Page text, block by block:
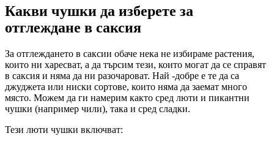
Какви чушки да изберете за
отглеждане в саксия
За отглеждането в саксии обаче нека не избираме растения,
които ни харесват, а да търсим тези, които могат да се справят
в саксия и няма да ни разочароват. Най -добре е те да са
джуджета или ниски сортове, които няма да заемат много
място. Можем да ги намерим както сред люти и пикантни
чушки (например чили), така и сред сладки.
Тези люти чушки включват: